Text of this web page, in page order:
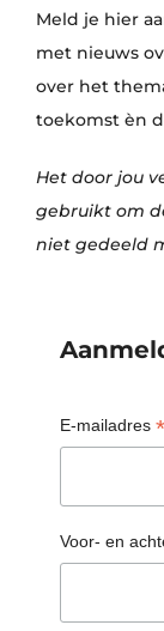
Meld je hier
met nieuws
over het
toekomst èn
Het door jou
gebruikt om
niet gedeeld
E-mailadres *
Voor- en